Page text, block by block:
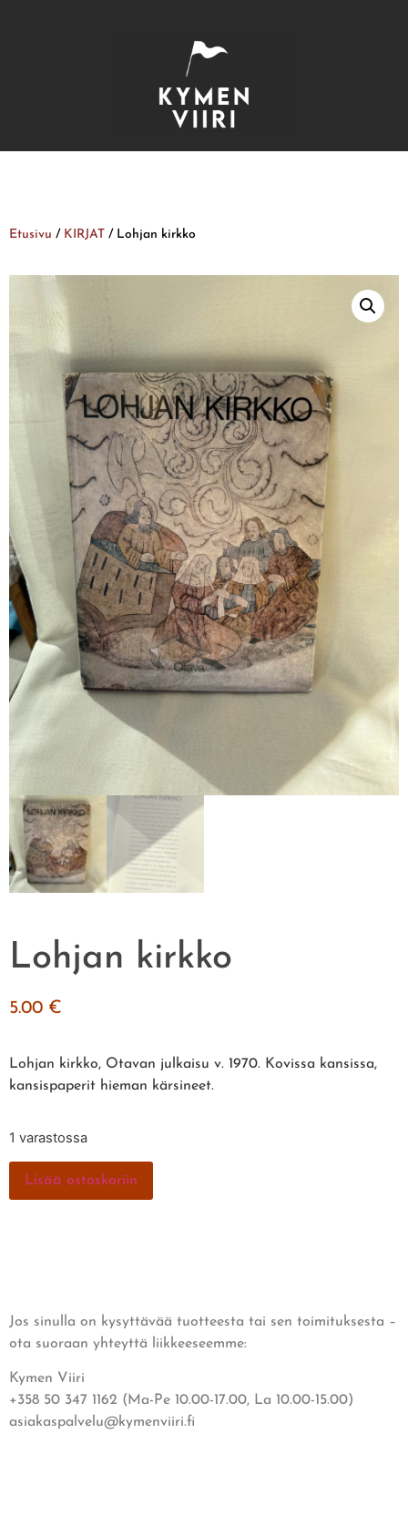
Etusivu / KIRJAT / Lohjan kirkko
Lohjan kirkko
5.00 €
Lohjan kirkko, Otavan julkaisu v. 1970. Kovissa kansissa,
kansispaperit hieman kärsineet.
1 varastossa
Lisää ostoskoriin
Jos sinulla on kysyttävää tuotteesta tai sen toimituksesta –
ota suoraan yhteyttä liikkeeseemme:
Kymen Viiri
+358 50 347 1162 (Ma-Pe 10.00-17.00, La 10.00-15.00)
asiakaspalvelu@kymenviiri.fi